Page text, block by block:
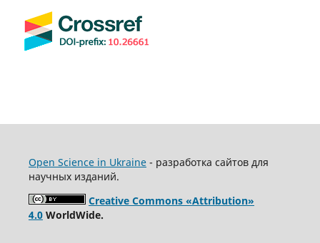
Open Science in Ukraine- разработка сайтов для
научных изданий.
Creative Commons «Attribution»
4.0WorldWide.